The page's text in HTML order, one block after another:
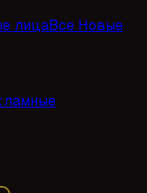
лицаВсе Новые